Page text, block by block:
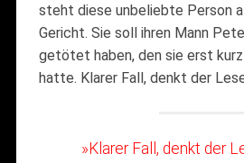
steht diese unbeliebte Person
Gericht. Sie soll ihren Mann
getötet haben, den sie erst
hatte. Klarer Fall, denkt der
»Klarer Fall, denkt der